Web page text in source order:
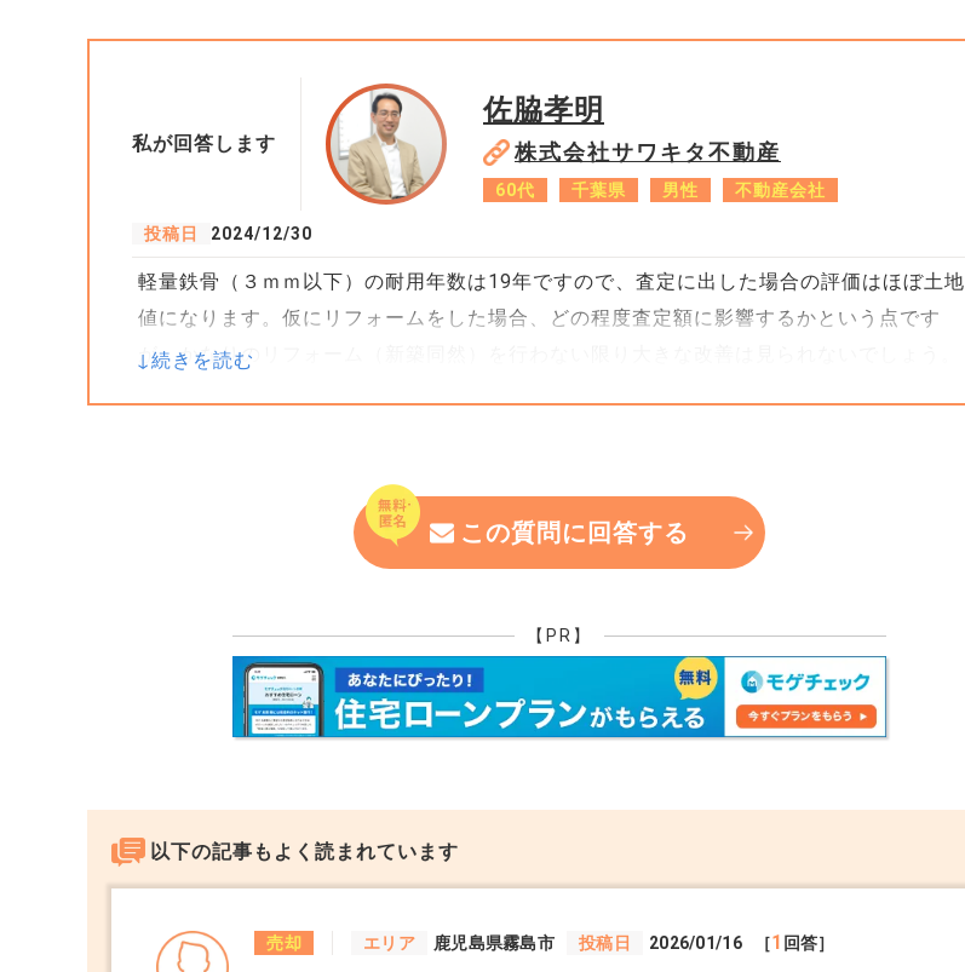
私が回答します
佐脇孝明
株式会社サワキタ不動産
60代 千葉県 男性 不動産会社
投稿日 2024/12/30
軽量鉄骨（３ｍｍ以下）の耐用年数は19年ですので、査定に出した場合の評価はほぼ土地
値になります。仮にリフォームをした場合、どの程度査定額に影響するかという点です
が、かなりのリフォーム（新築同然）を行わない限り大きな改善は見られないでしょう。
③については、軽量鉄骨なので、鉄部は売れますので多少は回収できるのですが、解体費
用を賄えるかというとそこまでは伸びません。
土地面積がひろく、複数戸建築できるようでしたら、建売業者が買ってくれる可能性があ
冒頭に耐用年数が19年（木造が22年なので木造より短い）と申しましたが、税法上の規定
であり実際に住める年数とは関係ありません。しかし、銀行融資上耐用年数で上物の価値
この質問に回答する
【PR】
以下の記事もよく読まれています
売却 エリア 鹿児島県霧島市 投稿日 2026/01/16 ［1 回答］